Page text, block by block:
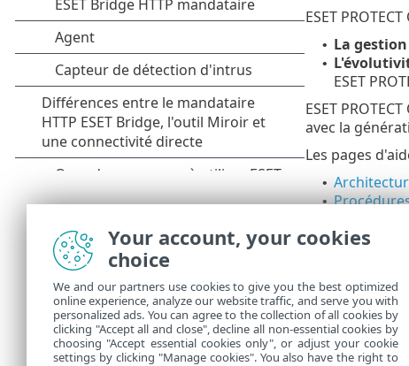
ESET
• La
•
ESET
ESET
avec la
Les pages
•
•
•
Gestion
• Processus
• Premiers
• Guide de
Your account, your cookies
choice
We and our partners use cookies to give you the best optimized
online experience, analyze our website traffic, and serve you with
personalized ads. You can agree to the collection of all cookies by
clicking "Accept all and close", decline all non-essential cookies by
choosing "Accept essential cookies only", or adjust your cookie
settings by clicking "Manage cookies". You also have the right to